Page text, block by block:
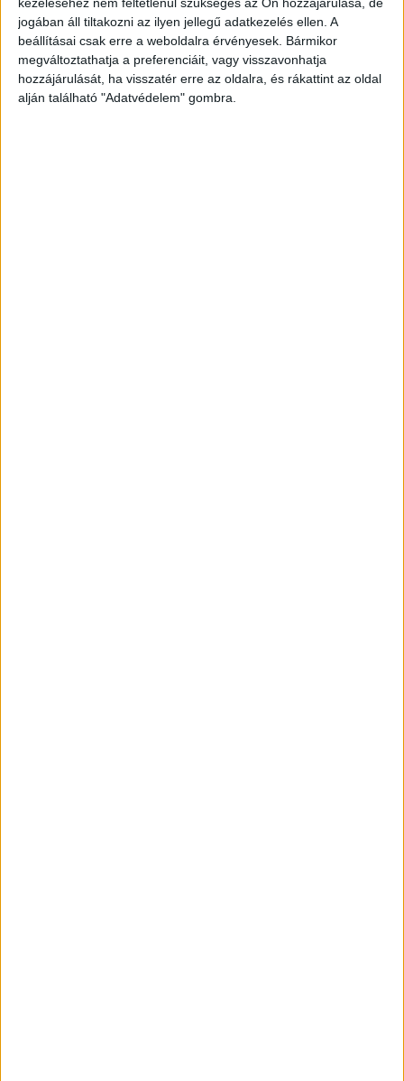
kezeléséhez nem feltétlenül szükséges az Ön hozzájárulása, de
jogában áll tiltakozni az ilyen jellegű adatkezelés ellen. A
beállításai csak erre a weboldalra érvényesek. Bármikor
megváltoztathatja a preferenciáit, vagy visszavonhatja
hozzájárulását, ha visszatér erre az oldalra, és rákattint az oldal
alján található "Adatvédelem" gombra.
frontálisan.
Hirdetés